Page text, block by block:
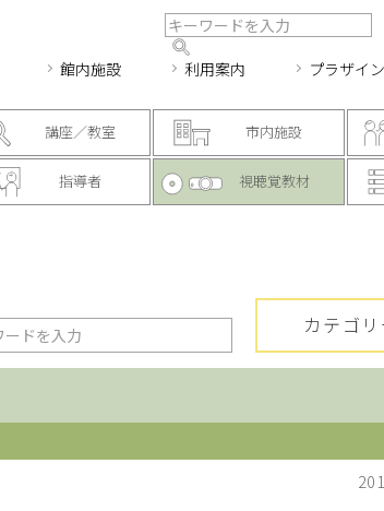
館内施設 利用案内 プラザイ
講座／教室 市内施設
指導者 視聴覚教材
カテゴ